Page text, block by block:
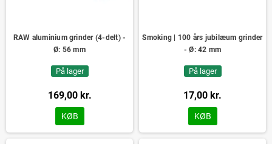
RAW aluminium grinder (4-delt) -
Ø: 56 mm
På lager
169,00 kr.
KØB
Smoking | 100 års jubilæum grinder
- Ø: 42 mm
På lager
17,00 kr.
KØB